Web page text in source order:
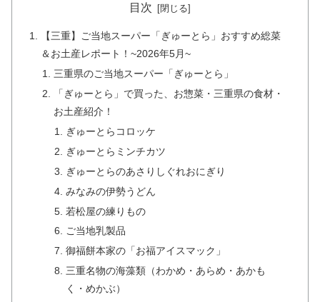
目次
【三重】ご当地スーパー「ぎゅーとら」おすすめ総菜
＆お土産レポート！~2026年5月~
三重県のご当地スーパー「ぎゅーとら」
「ぎゅーとら」で買った、お惣菜・三重県の食材・
お土産紹介！
ぎゅーとらコロッケ
ぎゅーとらミンチカツ
ぎゅーとらのあさりしぐれおにぎり
みなみの伊勢うどん
若松屋の練りもの
ご当地乳製品
御福餅本家の「お福アイスマック」
三重名物の海藻類（わかめ・あらめ・あかも
く・めかぶ）